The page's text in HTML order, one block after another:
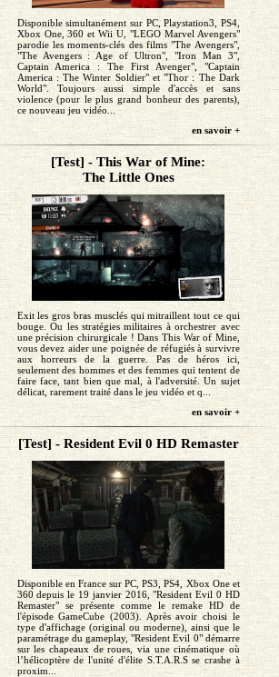
Disponible simultanément sur PC, Playstation3, PS4,
Xbox One, 360 et Wii U, "LEGO Marvel Avengers"
parodie les moments-clés des films "The Avengers",
"The Avengers : Age of Ultron", "Iron Man 3",
Captain America : The First Avenger", "Captain
America : The Winter Soldier" et "Thor : The Dark
World". Toujours aussi simple d'accès et sans
violence (pour le plus grand bonheur des parents),
ce nouveau jeu vidéo...
en savoir +
[Test] - This War of Mine:
The Little Ones
Exit les gros bras musclés qui mitraillent tout ce qui
bouge. Ou les stratégies militaires à orchestrer avec
une précision chirurgicale ! Dans This War of Mine,
vous devez aider une poignée de réfugiés à survivre
aux horreurs de la guerre. Pas de héros ici,
seulement des hommes et des femmes qui tentent de
faire face, tant bien que mal, à l'adversité. Un sujet
délicat, rarement traité dans le jeu vidéo et q...
en savoir +
[Test] - Resident Evil 0 HD Remaster
Disponible en France sur PC, PS3, PS4, Xbox One et
360 depuis le 19 janvier 2016, "Resident Evil 0 HD
Remaster" se présente comme le remake HD de
l'épisode GameCube (2003). Après avoir choisi le
type d'affichage (original ou moderne), ainsi que le
paramétrage du gameplay, "Resident Evil 0" démarre
sur les chapeaux de roues, via une cinématique où
l’hélicoptère de l'unité d'élite S.T.A.R.S se crashe à
proxim...